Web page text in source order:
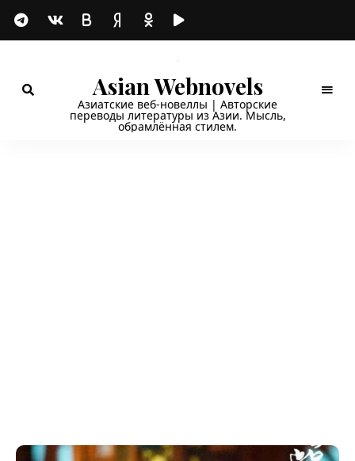
Asian Webnovels
Азиатские веб-новеллы | Авторские
переводы литературы из Азии. Мысль,
обрамлённая стилем.